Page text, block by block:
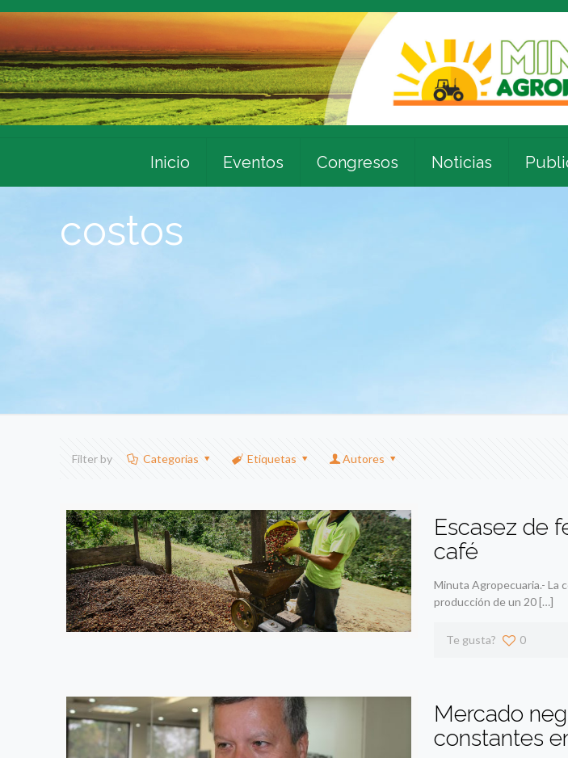
Inicio Eventos Congresos Noticias
costos
Filter by Categorias Etiquetas Autores
Escasez de
café
Minuta Agropecuaria.- La
producción de un 20[…]
Te gusta? 0
Mercado
constantes